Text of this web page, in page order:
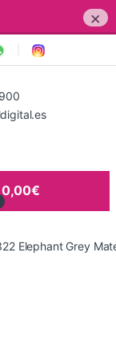
×
0,00€
Elephant Grey